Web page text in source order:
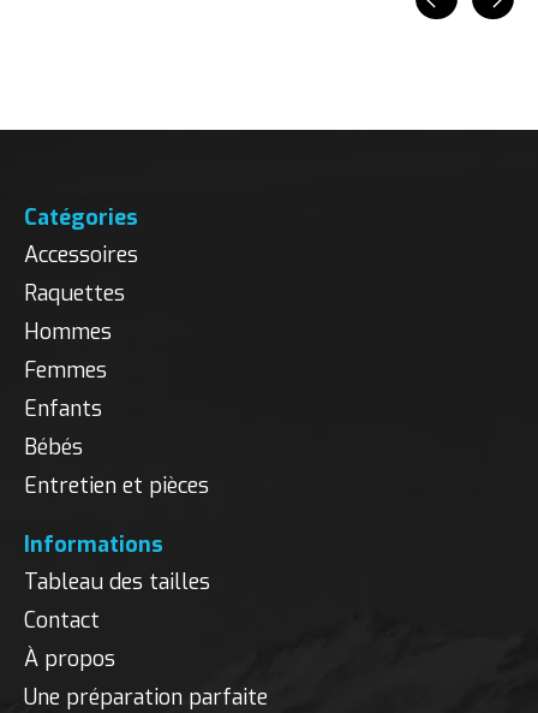
Catégories
Accessoires
Raquettes
Hommes
Femmes
Enfants
Bébés
Entretien et pièces
Informations
Tableau des tailles
Contact
À propos
Une préparation parfaite